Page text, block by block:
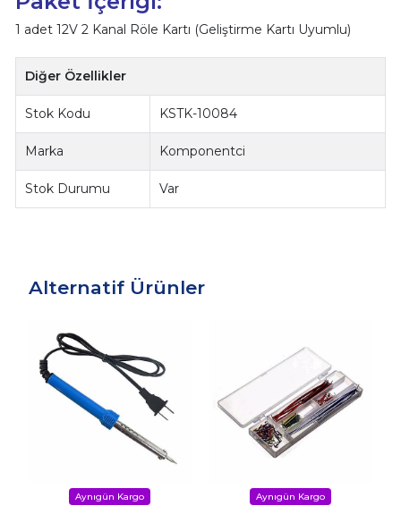
1 adet 12V 2 Kanal Röle Kartı (Geliştirme Kartı Uyumlu)
Diğer Özellikler
Stok Kodu KSTK-10084
Marka Komponentci
Stok Durumu Var
Alternatif Ürünler